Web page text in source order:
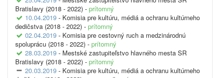
Bratislavy (2018 - 2022) - prítomný
10.04.2019 - Komisia pre kultúru, médiá a ochranu kultúrneho
dedičstva (2018 - 2022) - prítomný
02.04.2019 - Komisia pre cestovný ruch a medzinárodnú
spoluprácu (2018 - 2022) - prítomný
28.03.2019 - Mestské zastupiteľstvo hlavného mesta SR
Bratislavy (2018 - 2022) - prítomný
20.03.2019 - Komisia pre kultúru, médiá a ochranu kultúrneho